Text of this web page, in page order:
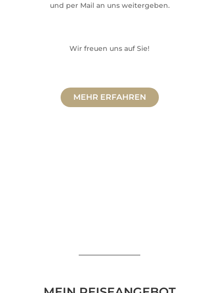
und per Mail an uns weitergeben.
Wir freuen uns auf Sie!
MEHR ERFAHREN